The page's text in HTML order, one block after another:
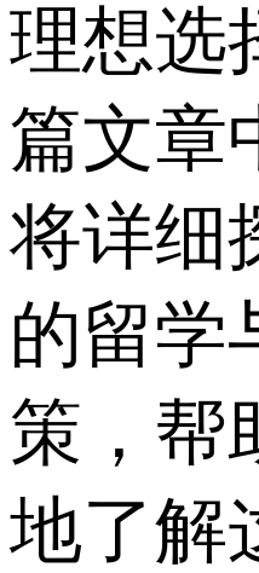
理想选
篇文章
将详细
的留学
策，帮
地了解